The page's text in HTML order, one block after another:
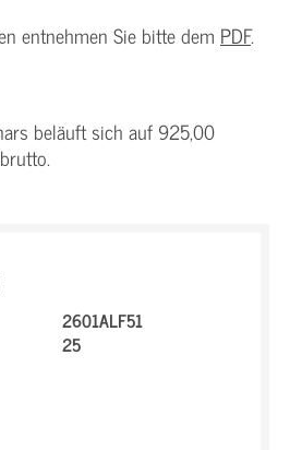
entnehmen Sie bitte dem PDF.
beläuft sich auf 925,00
2601ALF51
25